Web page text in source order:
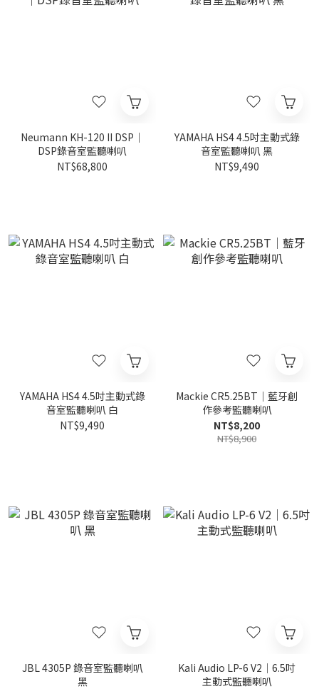
Neumann KH-120 II DSP｜
DSP錄音室監聽喇叭
NT$68,800
YAMAHA HS4 4.5吋主動式錄
音室監聽喇叭 黑
NT$9,490
YAMAHA HS4 4.5吋主動式錄
音室監聽喇叭 白
NT$9,490
Mackie CR5.25BT｜藍牙創
作參考監聽喇叭
NT$8,200
NT$8,900
JBL 4305P 錄音室監聽喇叭
黑
Kali Audio LP-6 V2｜6.5吋
主動式監聽喇叭